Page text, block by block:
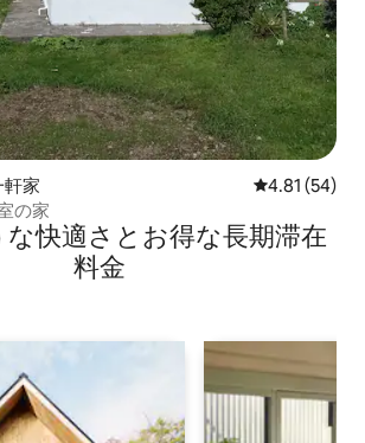
家 レビュー54
4.81 (54)
の家
快⁠適⁠さ⁠とお⁠得⁠な長⁠期⁠滞⁠在
料⁠金